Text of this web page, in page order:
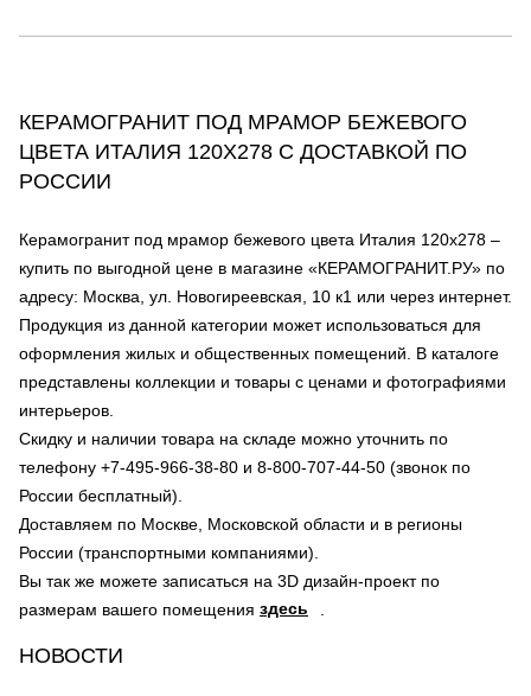
КЕРАМОГРАНИТ ПОД МРАМОР БЕЖЕВОГО
ЦВЕТА ИТАЛИЯ 120Х278 С ДОСТАВКОЙ ПО
РОССИИ
Керамогранит под мрамор бежевого цвета Италия 120х278 –
купить по выгодной цене в магазине «КЕРАМОГРАНИТ.РУ» по
адресу: Москва, ул. Новогиреевская, 10 к1 или через интернет.
Продукция из данной категории может использоваться для
оформления жилых и общественных помещений. В каталоге
представлены коллекции и товары с ценами и фотографиями
интерьеров.
Скидку и наличии товара на складе можно уточнить по
телефону +7-495-966-38-80 и 8-800-707-44-50 (звонок по
России бесплатный).
Доставляем по Москве, Московской области и в регионы
России (транспортными компаниями).
Вы так же можете записаться на 3D дизайн-проект по
размерам вашего помещения здесь
НОВОСТИ